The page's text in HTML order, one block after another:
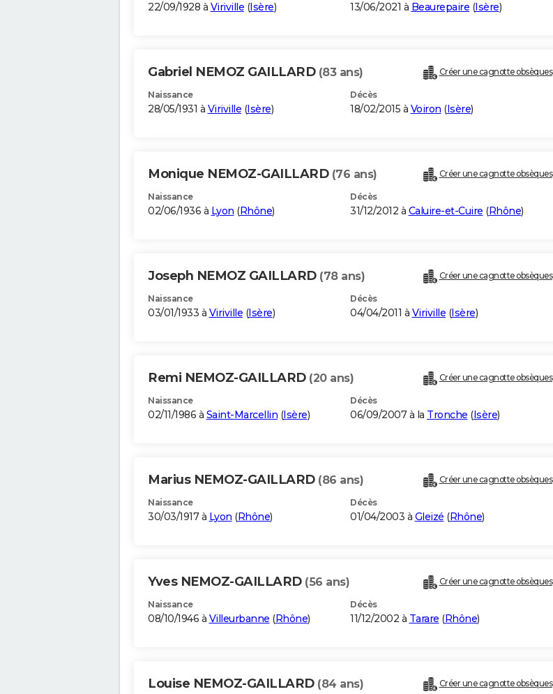
22/09/1928 à Viriville (Isère) 13/06/2021 à Beaurepaire (Isère)
Gabriel NEMOZ GAILLARD (83 ans) Créer une cagnotte obsèques
Naissance
28/05/1931 à Viriville (Isère)
Décès
18/02/2015 à Voiron (Isère)
Monique NEMOZ-GAILLARD (76 ans) Créer une cagnotte obsèques
Naissance
02/06/1936 à Lyon (Rhône)
Décès
31/12/2012 à Caluire-et-Cuire (Rhône)
Joseph NEMOZ GAILLARD (78 ans) Créer une cagnotte obsèques
Naissance
03/01/1933 à Viriville (Isère)
Décès
04/04/2011 à Viriville (Isère)
Remi NEMOZ-GAILLARD (20 ans) Créer une cagnotte obsèques
Naissance
02/11/1986 à Saint-Marcellin (Isère)
Décès
06/09/2007 à la Tronche (Isère)
Marius NEMOZ-GAILLARD (86 ans) Créer une cagnotte obsèques
Naissance
30/03/1917 à Lyon (Rhône)
Décès
01/04/2003 à Gleizé (Rhône)
Yves NEMOZ-GAILLARD (56 ans) Créer une cagnotte obsèques
Naissance
08/10/1946 à Villeurbanne (Rhône)
Décès
11/12/2002 à Tarare (Rhône)
Louise NEMOZ-GAILLARD (84 ans) Créer une cagnotte obsèques